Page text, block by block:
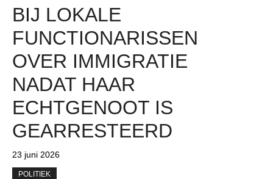
BIJ LOKALE
FUNCTIONARISSEN
OVER IMMIGRATIE
NADAT HAAR
ECHTGENOOT IS
GEARRESTEERD
23 juni 2026
POLITIEK